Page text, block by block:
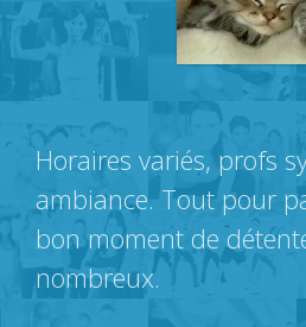
Horaires variés, profs
ambiance. Tout pour
bon moment de
nombreux.